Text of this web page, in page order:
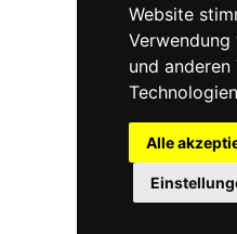
Website
und
Alle